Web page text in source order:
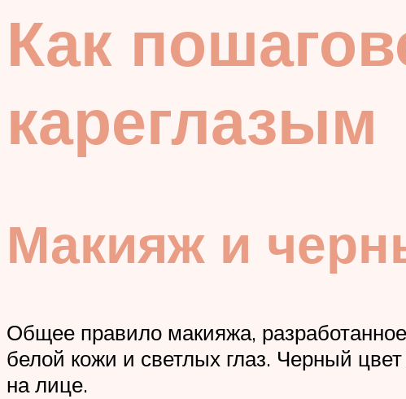
Как
кареглазым
Макияж и
Общее правило макияжа,
белой кожи и светлых глаз. Черный
на лице.